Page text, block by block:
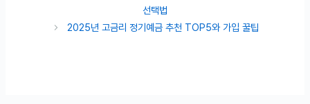
선택법
2025년 고금리 정기예금 추천 TOP5와 가입 꿀팁